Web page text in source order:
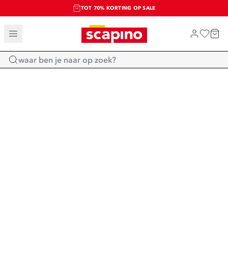
TOT 70% KORTING OP SALE
SALE: LAATSTE KANS!
SHOP NIEUW
Home